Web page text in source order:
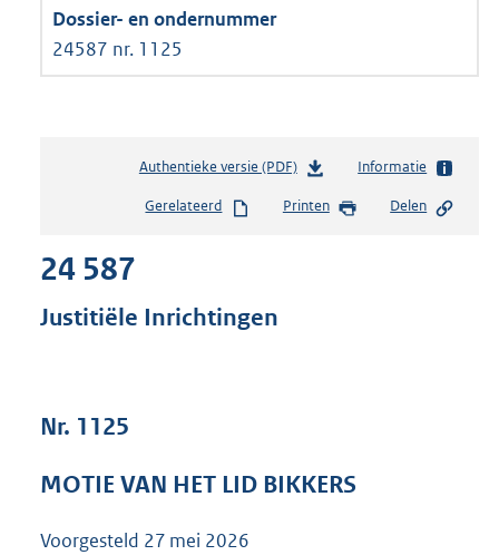
24587 nr. 1125
Authentieke versie (PDF)b
s
e
Informatie
Gerelateerd Printen Delen
24 587
Justitiële Inrichtingen
Nr. 1125
MOTIE VAN HET LID BIKKERS
Voorgesteld 27 mei 2026